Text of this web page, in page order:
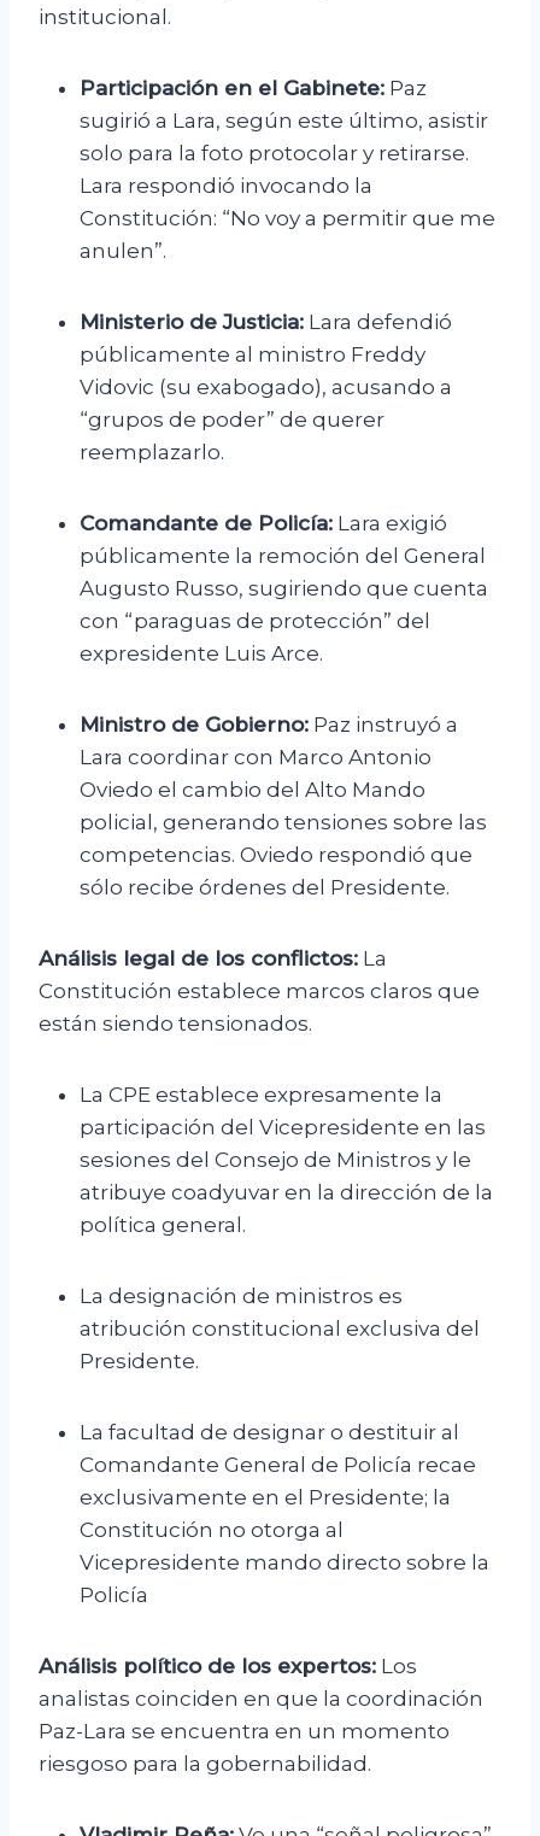
institucional.
Participación en el Gabinete: Paz
sugirió a Lara, según este último, asistir
solo para la foto protocolar y retirarse.
Lara respondió invocando la
Constitución: “No voy a permitir que me
anulen”.
Ministerio de Justicia: Lara defendió
públicamente al ministro Freddy
Vidovic (su exabogado), acusando a
“grupos de poder” de querer
reemplazarlo.
Comandante de Policía: Lara exigió
públicamente la remoción del General
Augusto Russo, sugiriendo que cuenta
con “paraguas de protección” del
expresidente Luis Arce.
Ministro de Gobierno: Paz instruyó a
Lara coordinar con Marco Antonio
Oviedo el cambio del Alto Mando
policial, generando tensiones sobre las
competencias. Oviedo respondió que
sólo recibe órdenes del Presidente.
Análisis legal de los conflictos: La
Constitución establece marcos claros que
están siendo tensionados.
La CPE establece expresamente la
participación del Vicepresidente en las
sesiones del Consejo de Ministros y le
atribuye coadyuvar en la dirección de la
política general.
La designación de ministros es
atribución constitucional exclusiva del
Presidente.
La facultad de designar o destituir al
Comandante General de Policía recae
exclusivamente en el Presidente; la
Constitución no otorga al
Vicepresidente mando directo sobre la
Policía
Análisis político de los expertos: Los
analistas coinciden en que la coordinación
Paz-Lara se encuentra en un momento
riesgoso para la gobernabilidad.